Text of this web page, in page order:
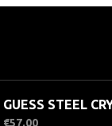
€57.00